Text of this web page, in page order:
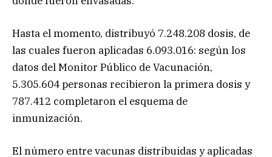
Hasta el momento, distribuyó 7.248.208 dosis, de
las cuales fueron aplicadas 6.093.016: según los
datos del Monitor Público de Vacunación,
5.305.604 personas recibieron la primera dosis y
787.412 completaron el esquema de
inmunización.
El número entre vacunas distribuidas y aplicadas